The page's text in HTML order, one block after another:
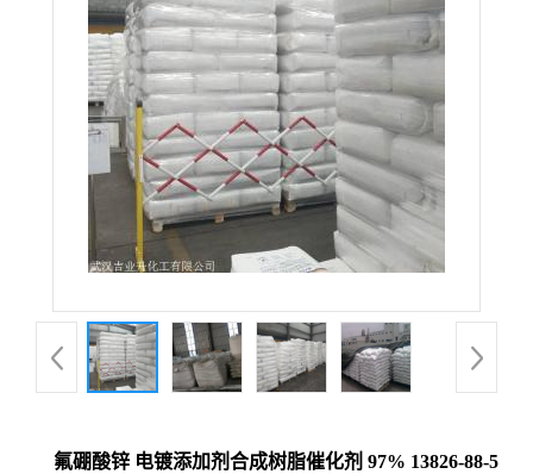
氟硼酸锌 电镀添加剂合成树脂催化剂 97% 13826-88-5